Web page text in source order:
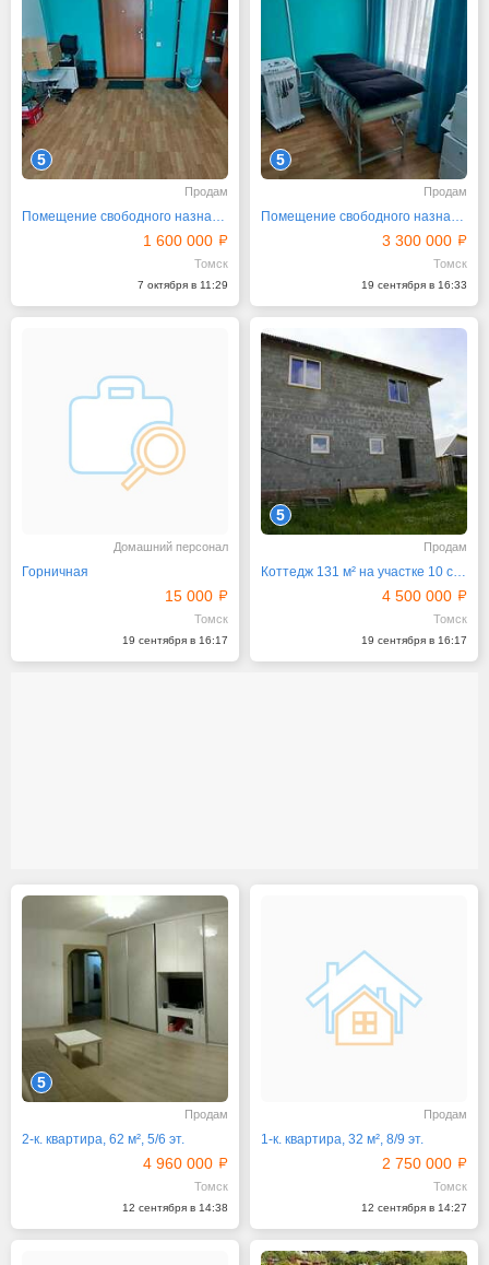
5
Продам
1 600 000
Томск
7 октября в 11:29
5
Продам
3 300 000
Томск
19 сентября в 16:33
Домашний персонал
Горничная
15 000
Томск
19 сентября в 16:17
5
Продам
4 500 000
Томск
19 сентября в 16:17
5
Продам
2-к. квартира, 62 м², 5/6 эт.
4 960 000
Томск
12 сентября в 14:38
Продам
1-к. квартира, 32 м², 8/9 эт.
2 750 000
Томск
12 сентября в 14:27